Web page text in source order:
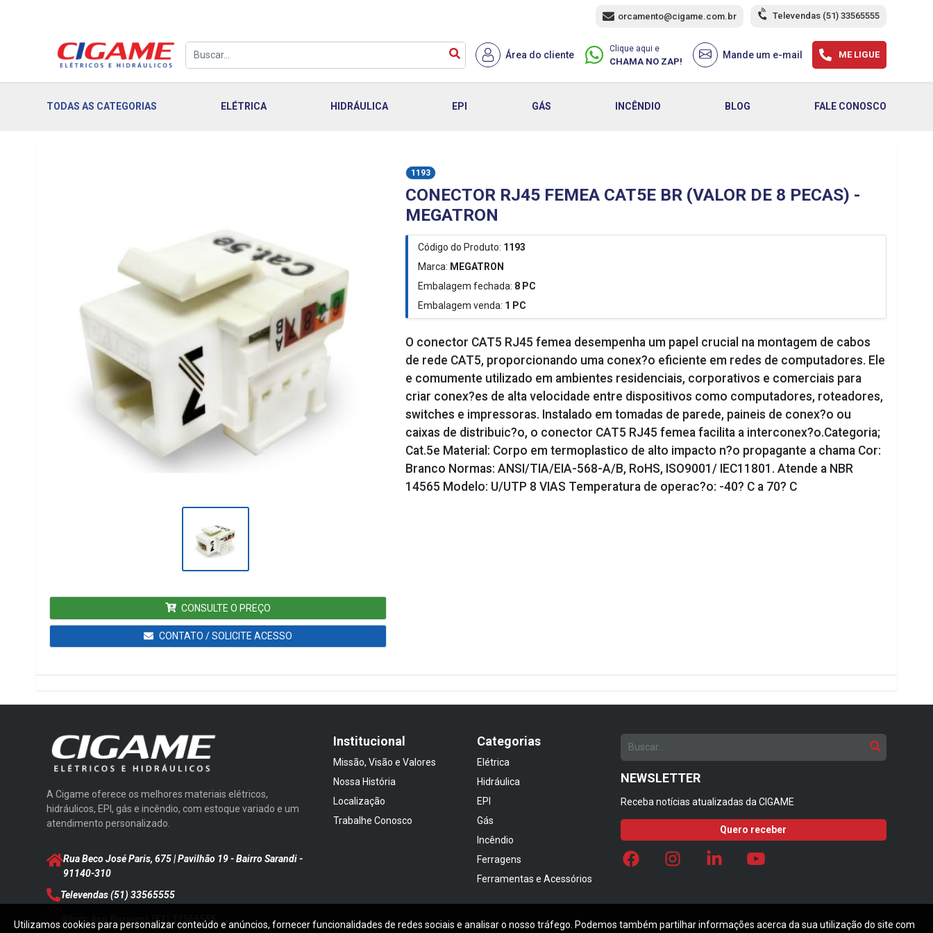
orcamento@cigame.com.br Televendas (51) 33565555
Área do cliente
Clique aqui e
CHAMA NO ZAP!
Mande um e-mail ME LIGUE
TODAS AS CATEGORIAS ELÉTRICA HIDRÁULICA EPI GÁS INCÊNDIO BLOG FALE CONOSCO
CONSULTE O PREÇO
CONTATO / SOLICITE ACESSO
1193
CONECTOR RJ45 FEMEA CAT5E BR (VALOR DE 8 PECAS) -
MEGATRON
Código do Produto: 1193
Marca: MEGATRON
Embalagem fechada: 8 PC
Embalagem venda: 1 PC
O conector CAT5 RJ45 femea desempenha um papel crucial na montagem de cabos
de rede CAT5, proporcionando uma conex?o eficiente em redes de computadores. Ele
e comumente utilizado em ambientes residenciais, corporativos e comerciais para
criar conex?es de alta velocidade entre dispositivos como computadores, roteadores,
switches e impressoras. Instalado em tomadas de parede, paineis de conex?o ou
caixas de distribuic?o, o conector CAT5 RJ45 femea facilita a interconex?o.Categoria;
Cat.5e Material: Corpo em termoplastico de alto impacto n?o propagante a chama Cor:
Branco Normas: ANSI/TIA/EIA-568-A/B, RoHS, ISO9001/ IEC11801. Atende a NBR
14565 Modelo: U/UTP 8 VIAS Temperatura de operac?o: -40? C a 70? C
A Cigame oferece os melhores materiais elétricos,
hidráulicos, EPI, gás e incêndio, com estoque variado e um
atendimento personalizado.
Rua Beco José Paris, 675 | Pavilhão 19 - Bairro Sarandi-
91140-310
Televendas(51) 33565555
Whats App Business (51) 33565555
Institucional
Missão, Visão e Valores
Nossa História
Localização
Trabalhe Conosco
Categorias
Elétrica
Hidráulica
EPI
Gás
Incêndio
Ferragens
Ferramentas e Acessórios
NEWSLETTER
Receba notícias atualizadas da CIGAME
Quero receber
Utilizamos cookies para personalizar conteúdo e anúncios, fornecer funcionalidades de redes sociais e analisar o nosso tráfego. Podemos também partilhar informações acerca da sua utilização do site com